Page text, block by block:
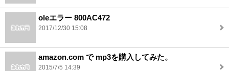
oleエラー 800AC472
2017/12/30 15:08
amazon.com で mp3を購入してみた。
2015/7/5 14:39